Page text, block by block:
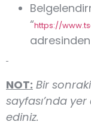
“https://
NOT: Bir
sayfası’nda
ediniz.